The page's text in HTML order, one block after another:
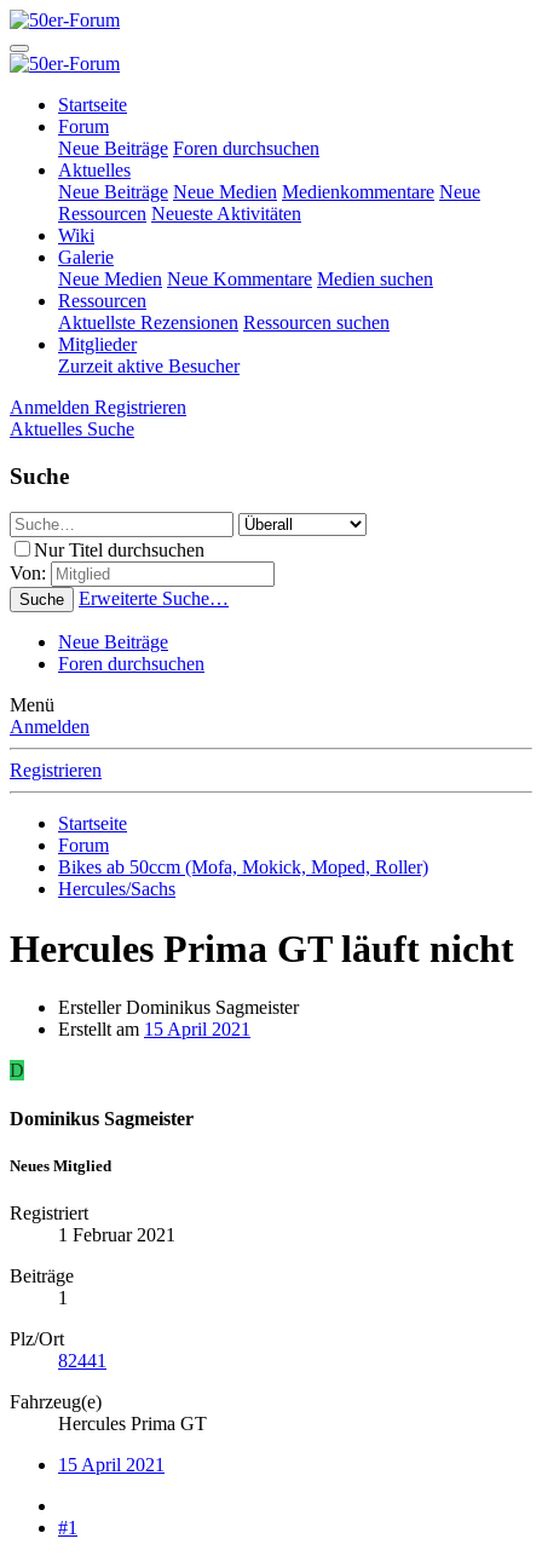
Startseite
Forum
Neue Beiträge Foren durchsuchen
Aktuelles
Neue Beiträge Neue Medien Medienkommentare Neue
Ressourcen Neueste Aktivitäten
Wiki
Galerie
Neue Medien Neue Kommentare Medien suchen
Ressourcen
Aktuellste Rezensionen Ressourcen suchen
Mitglieder
Zurzeit aktive Besucher
Anmelden Registrieren
Aktuelles Suche
Suche
Nur Titel durchsuchen
Von:
Suche Erweiterte Suche…
Neue Beiträge
Foren durchsuchen
Menü
Anmelden
Registrieren
Startseite
Forum
Bikes ab 50ccm (Mofa, Mokick, Moped, Roller)
Hercules/Sachs
Hercules Prima GT läuft nicht
ErstellerDominikus Sagmeister
Erstellt am 15 April 2021
D
Dominikus Sagmeister
Neues Mitglied
Registriert
1 Februar 2021
Beiträge
1
Plz/Ort
82441
Fahrzeug(e)
Hercules Prima GT
15 April 2021
#1